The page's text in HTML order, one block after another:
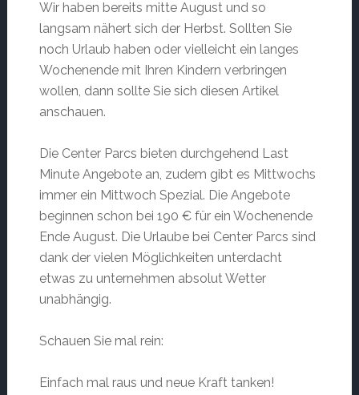
Wir haben bereits mitte August und so
langsam nähert sich der Herbst. Sollten Sie
noch Urlaub haben oder vielleicht ein langes
Wochenende mit Ihren Kindern verbringen
wollen, dann sollte Sie sich diesen Artikel
anschauen.
Die Center Parcs bieten durchgehend Last
Minute Angebote an, zudem gibt es Mittwochs
immer ein Mittwoch Spezial. Die Angebote
beginnen schon bei 190 € für ein Wochenende
Ende August. Die Urlaube bei Center Parcs sind
dank der vielen Möglichkeiten unterdacht
etwas zu unternehmen absolut Wetter
unabhängig.
Schauen Sie mal rein:
Einfach mal raus und neue Kraft tanken!